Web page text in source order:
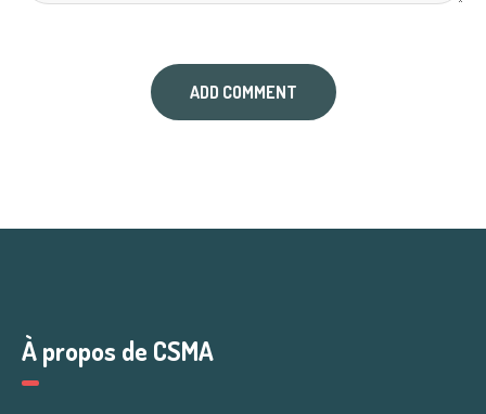
À propos de CSMA